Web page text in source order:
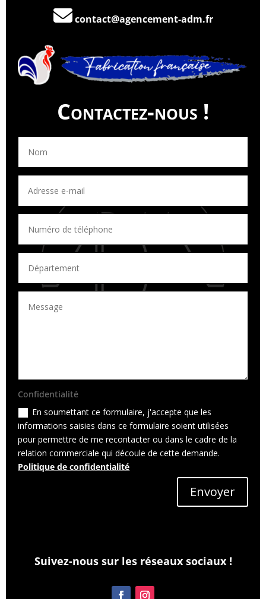
contact@agencement-adm.fr
Contactez-nous !
Confidentialité
En soumettant ce formulaire, j'accepte que les
informations saisies dans ce formulaire soient utilisées
pour permettre de me recontacter ou dans le cadre de la
relation commerciale qui découle de cette demande.
Politique de confidentialité
Envoyer
Suivez-nous sur les réseaux sociaux !